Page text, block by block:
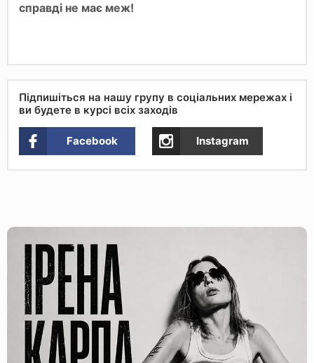
справді не має меж!
Підпишіться на нашу групу в соціальних мережах і
ви будете в курсі всіх заходів
Facebook Instagram